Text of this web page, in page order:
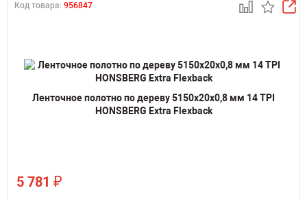
Код товара: 956847
Ленточное полотно по дереву 5150х20х0,8 мм 14 TPI
HONSBERG Extra Flexback
5 781 ₽